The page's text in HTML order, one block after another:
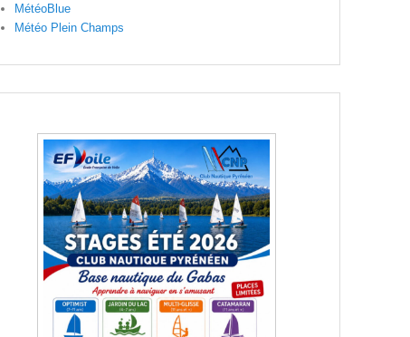
MétéoBlue
Météo Plein Champs